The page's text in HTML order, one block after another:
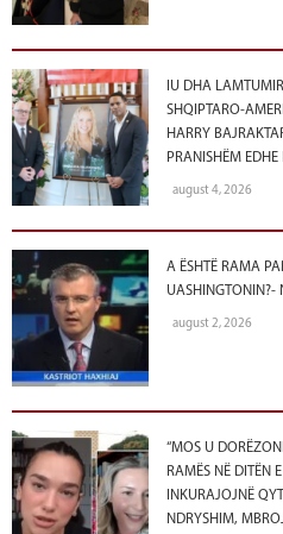
IU DHA
SHQIPTARO-
HARRY
PRANISHËM EDHE
august 4, 2026
A ËSHTË RAMA
UASHINGTONIN?-
august 2, 2026
“MOS U
RAMËS NË DITËN
INKURAJOJNË
NDRYSHIM,